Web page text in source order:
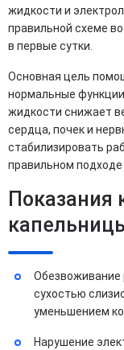
жидкости и
правильной схеме
в первые сутки.
Основная цель
нормальные
жидкости снижает
сердца, почек и
стабилизировать
правильном подходе
Показания
Обезвоживание
сухостью
уменьшением
Нарушение